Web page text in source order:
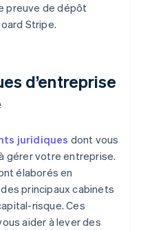
preuve de dépôt
Stripe.
d’entreprise
juridiques dont vous
gérer votre entreprise.
élaborés en
des principaux cabinets
risque. Ces
aider à lever des